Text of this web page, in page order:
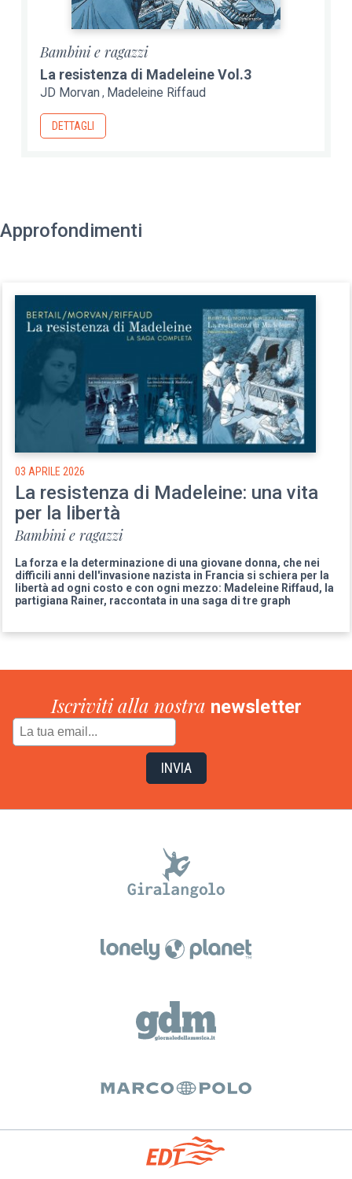
Bambini e ragazzi
La resistenza di Madeleine Vol.3
JD Morvan Madeleine Riffaud
DETTAGLI
Approfondimenti
03 APRILE 2026
La resistenza di Madeleine: una vita
per la libertà
Bambini e ragazzi
La forza e la determinazione di una giovane donna, che nei
difficili anni dell'invasione nazista in Francia si schiera per la
libertà ad ogni costo e con ogni mezzo: Madeleine Riffaud, la
partigiana Rainer, raccontata in una saga di tre graph
Iscriviti alla nostra newsletter